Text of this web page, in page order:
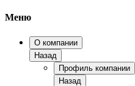
Меню
О компании
Назад
Профиль компании
Назад